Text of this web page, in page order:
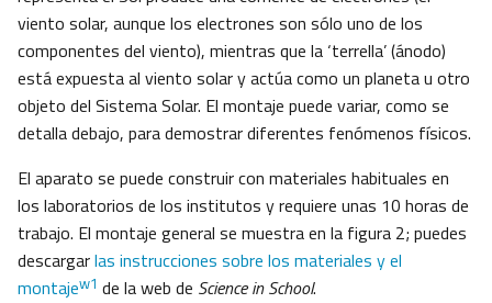
viento solar, aunque los electrones son sólo uno de los
componentes del viento), mientras que la ‘terrella’ (ánodo)
está expuesta al viento solar y actúa como un planeta u otro
objeto del Sistema Solar. El montaje puede variar, como se
detalla debajo, para demostrar diferentes fenómenos físicos.
El aparato se puede construir con materiales habituales en
los laboratorios de los institutos y requiere unas 10 horas de
trabajo. El montaje general se muestra en la figura 2; puedes
descargarlas instrucciones sobre los materiales y el
montajew1 de la web de Science in School.